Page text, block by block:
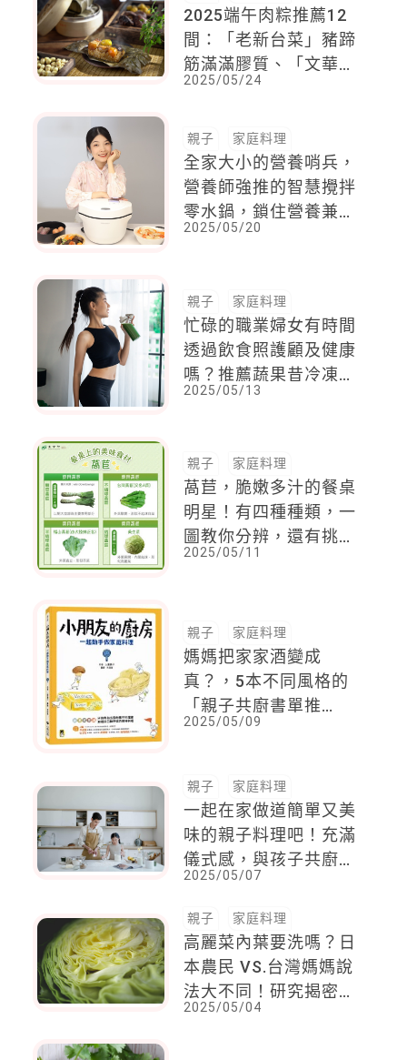
2025端午肉粽推薦12
間：「老新台菜」豬蹄
筋滿滿膠質、「文華東
方」只賣500組
2025/05/24
親子 家庭料理
全家大小的營養哨兵，
營養師強推的智慧攪拌
零水鍋，鎖住營養兼顧
美味，料理好輕鬆
2025/05/20
親子 家庭料理
忙碌的職業婦女有時間
透過飲食照護顧及健康
嗎？推薦蔬果昔冷凍
包、高纖沙拉飲、舒肥
2025/05/13
親子 家庭料理
萵苣，脆嫩多汁的餐桌
明星！有四種種類，一
圖教你分辨，還有挑選
與保存辦法，小心別和
2025/05/11
親子 家庭料理
媽媽把家家酒變成
真？，5本不同風格的
「親子共廚書單推
薦」，哪一本才是你跟
2025/05/09
親子 家庭料理
一起在家做道簡單又美
味的親子料理吧！充滿
儀式感，與孩子共廚的
第一步，就是要讓一切
變得好玩
2025/05/07
親子 家庭料理
高麗菜內葉要洗嗎？日
本農民 VS.台灣媽媽說
法大不同！研究揭密正
確洗法更安心
2025/05/04